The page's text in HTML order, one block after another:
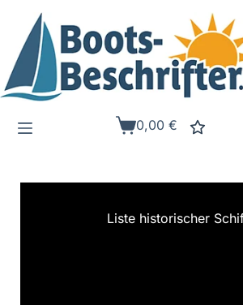
Inhalt
springen
Warenkorb
0,00€
Liste historischer